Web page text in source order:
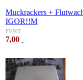
Muckrackers +
IGOR!!M
FVWT
7,00